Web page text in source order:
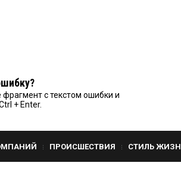
фрагмент с текстом ошибки и
+ Enter.
ПРОИСШЕСТВИЯ СТИЛЬ